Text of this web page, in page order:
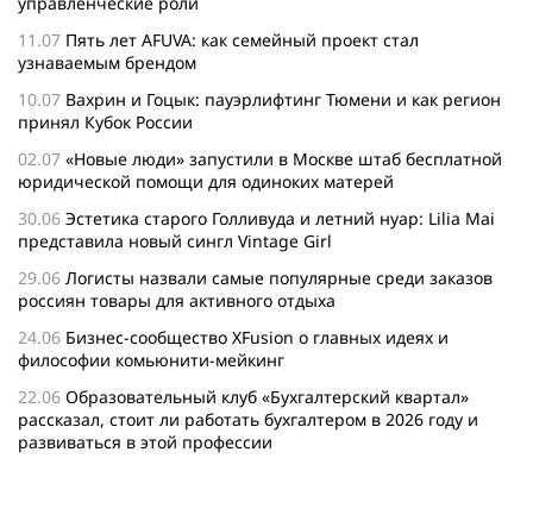
11.07 Пять лет AFUVA: как семейный проект стал
узнаваемым брендом
10.07 Вахрин и Гоцык: пауэрлифтинг Тюмени и как регион
принял Кубок России
02.07 «Новые люди» запустили в Москве штаб бесплатной
юридической помощи для одиноких матерей
30.06 Эстетика старого Голливуда и летний нуар: Lilia Mai
представила новый сингл Vintage Girl
29.06 Логисты назвали самые популярные среди заказов
россиян товары для активного отдыха
24.06 Бизнес-сообщество XFusion о главных идеях и
философии комьюнити-мейкинг
22.06 Образовательный клуб «Бухгалтерский квартал»
рассказал, стоит ли работать бухгалтером в 2026 году и
развиваться в этой профессии